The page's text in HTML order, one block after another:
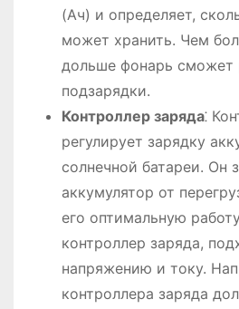
(Ач) и определяет,
может хранить. Чем
дольше фонарь сможет
подзарядки.
Контроллер заряда⁚
регулирует зарядку
солнечной батареи. Он
аккумулятор от
его оптимальную
контроллер заряда,
напряжению и току.
контроллера заряда